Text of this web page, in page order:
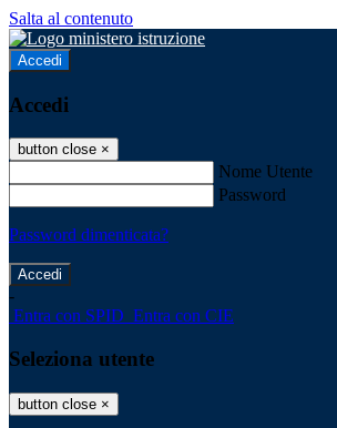
Salta al contenuto
Accedi
Accedi
button close ×
Nome Utente
Password
Password dimenticata?
-
Entra con SPID Entra con CIE
Seleziona utente
button close ×